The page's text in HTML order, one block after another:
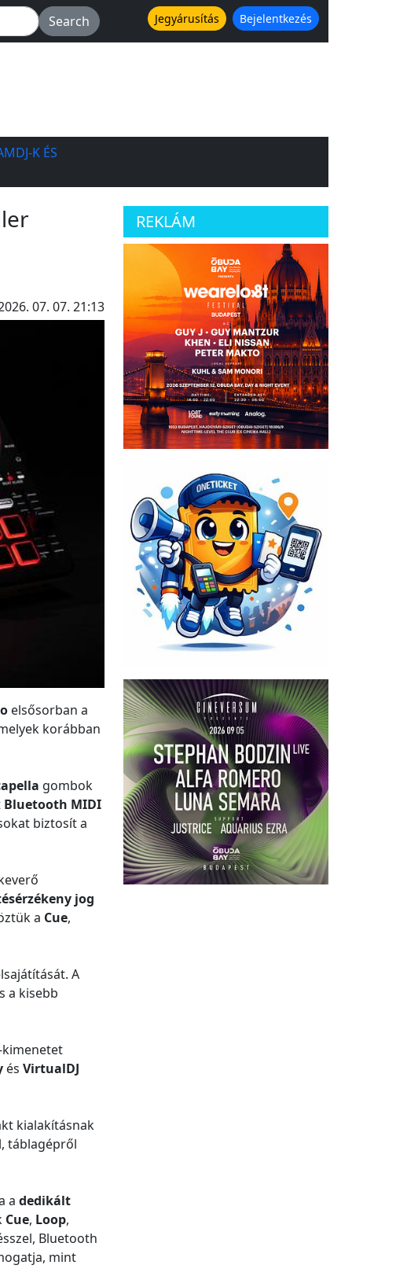
Jegyárusítás Bejelentkezés
DJ-K ÉS
07. 07. 21:13
elsősorban a
korábban
gombok
Bluetooth MIDI
biztosít a
jog
a Cue,
A
a kisebb
és VirtualDJ
kialakításnak
táblagépről
a dedikált
Cue, Loop,
Bluetooth
mint
REKLÁM